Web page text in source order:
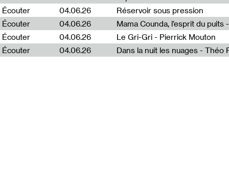
émissions en
En mai 2022,
Gabriel Mattei
raconte
descriptive,
Écouter
04.06.26
Réservoir sous pression
Écouter
04.06.26
Mama Counda, l’esprit du
Écouter
04.06.26
Le Gri-Gri - Pierrick Mouton
Écouter
04.06.26 Dans la nuit les nuages - Théo